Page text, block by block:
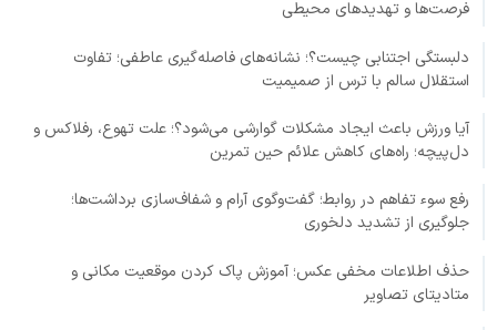
فرصت‌ها و تهدیدهای محیطی
دلبستگی اجتنابی چیست؟؛ نشانه‌های فاصله‌گیری عاطفی؛ تفاوت
استقلال سالم با ترس از صمیمیت
آیا ورزش باعث ایجاد مشکلات گوارشی می‌شود؟؛ علت تهوع، رفلاکس و
دل‌پیچه؛ راه‌های کاهش علائم حین تمرین
رفع سوء تفاهم در روابط؛ گفت‌وگوی آرام و شفاف‌سازی برداشت‌ها؛
جلوگیری از تشدید دلخوری
حذف اطلاعات مخفی عکس؛ آموزش پاک کردن موقعیت مکانی و
متادیتای تصاویر